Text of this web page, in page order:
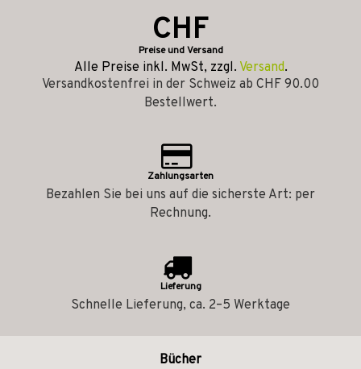
CHF
Preise und Versand
Alle Preise inkl. MwSt, zzgl. Versand.
Versandkostenfrei in der Schweiz ab CHF 90.00
Bestellwert.
Zahlungsarten
Bezahlen Sie bei uns auf die sicherste Art: per
Rechnung.
Lieferung
Schnelle Lieferung, ca. 2–5 Werktage
Bücher